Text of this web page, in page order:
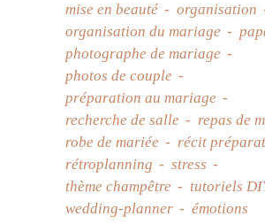
mise en beauté
organisation
organisation du mariage
photographe de mariage
photos de couple
préparation au mariage
recherche de salle
repas de
robe de mariée
récit
rétroplanning
stress
thème champêtre
tutoriels
wedding-planner
émotions